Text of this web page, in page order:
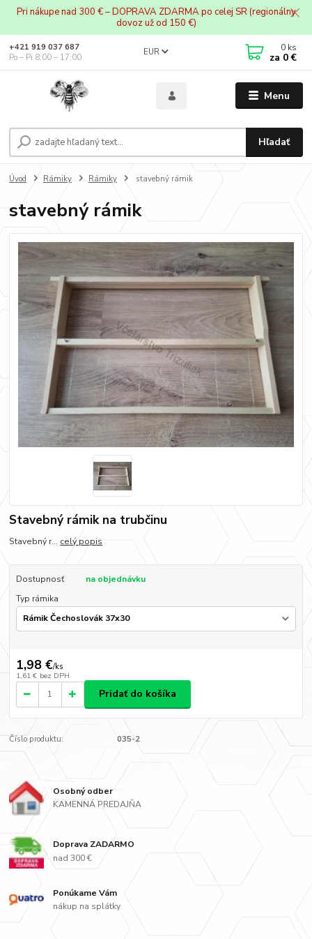
Pri nákupe nad 300 € – DOPRAVA ZDARMA po celej SR (regionálny
dovoz už od 150 €)
Menu
EUR
Hľadať
+421 919 037 687
Po – Pi 8:00 – 17:00
0 ks
za 0 €
Úvod Rámiky Rámiky stavebný rámik
stavebný rámik
Stavebný rámik na trubčinu
Stavebný r... celý popis
Dostupnosť
na objednávku
Typ rámika
1,98 €/ks
1,61 € bez DPH
Pridať do košíka
Číslo produktu: 035-2
Osobný odber
KAMENNÁ PREDAJŇA
Doprava ZADARMO
nad 300 €
Ponúkame Vám
nákup na splátky